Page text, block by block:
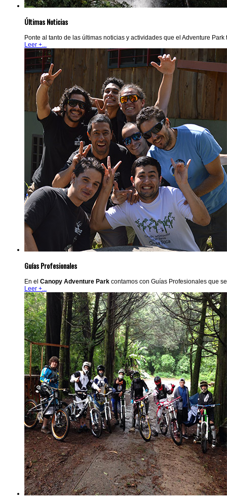
Últimas Noticias
Ponte al tanto de las últimas noticias y actividades que el Adventure Park
Leer +...
Guías Profesionales
En el Canopy Adventure Park contamos con Guías Profesionales que
Leer +...